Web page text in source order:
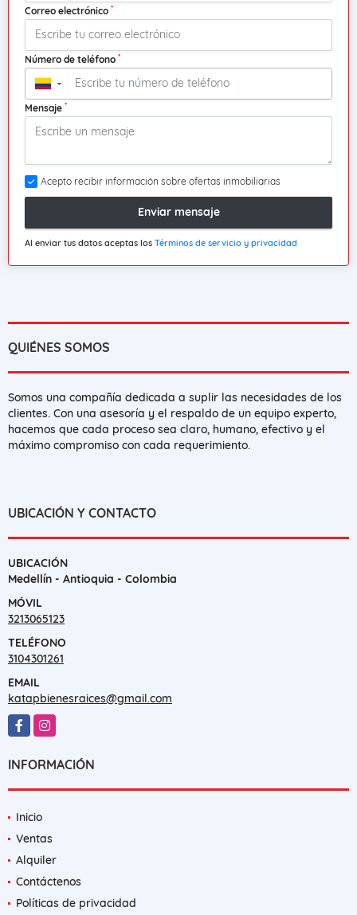
Correo electrónico *
Número de teléfono *
▼
Mensaje *
Acepto recibir información sobre ofertas inmobiliarias
Enviar mensaje
Al enviar tus datos aceptas los Términos de servicio y privacidad
QUIÉNES SOMOS
Somos una compañía dedicada a suplir las necesidades de los
clientes. Con una asesoría y el respaldo de un equipo experto,
hacemos que cada proceso sea claro, humano, efectivo y el
máximo compromiso con cada requerimiento.
UBICACIÓN Y CONTACTO
UBICACIÓN
Medellín - Antioquia - Colombia
MÓVIL
3213065123
TELÉFONO
3104301261
EMAIL
katapbienesraices@gmail.com
FacebookInstagram
INFORMACIÓN
Inicio
Ventas
Alquiler
Contáctenos
Políticas de privacidad